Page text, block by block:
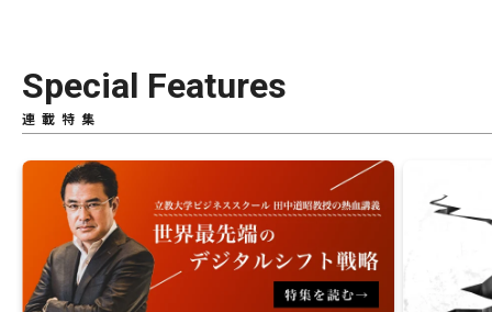
Special Features
連載特集